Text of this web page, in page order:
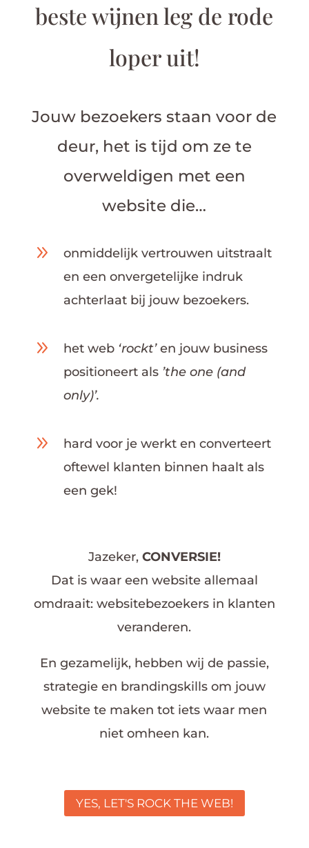
beste wijnen leg de rode
loper uit!
Jouw bezoekers staan voor de
deur, het is tijd om ze te
overweldigen met een
website die…
9
onmiddelijk vertrouwen uitstraalt
en een onvergetelijke indruk
achterlaat bij jouw bezoekers.
9 het web ‘rockt’en jouw business
positioneert als ’the one (and
only)’.
9
hard voor je werkt en converteert
oftewel klanten binnen haalt als
een gek!
Jazeker, CONVERSIE!
Dat is waar een website allemaal
omdraait: websitebezoekers in klanten
veranderen.
En gezamelijk, hebben wij de passie,
strategie en brandingskills om jouw
website te maken tot iets waar men
niet omheen kan.
YES, LET'S ROCK THE WEB!